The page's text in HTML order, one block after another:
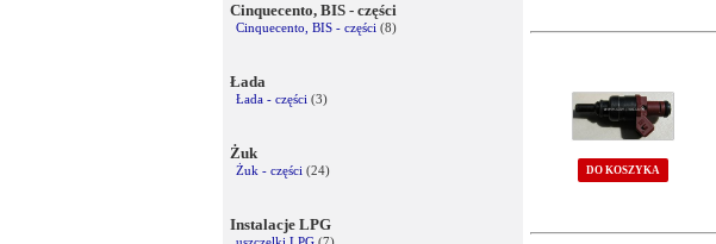
Cinquecento, BIS - części
Cinquecento, BIS - części (8)
Łada
Łada - części (3)
Żuk
Żuk - części (24)
Instalacje LPG
DO KOSZYKA